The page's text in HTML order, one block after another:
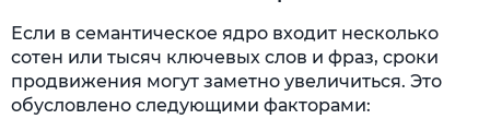
Если в семантическое ядро входит несколько
сотен или тысяч ключевых слов и фраз, сроки
продвижения могут заметно увеличиться. Это
обусловлено следующими факторами: